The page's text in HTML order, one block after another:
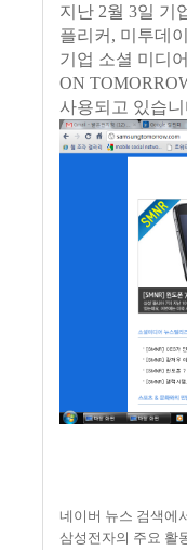
지난 2월 3일 기
플리커 , 미투데이
기업 소셜 미디
ON
사용되고 있습
네이버 뉴스 검색에
삼성전자의 주요 활